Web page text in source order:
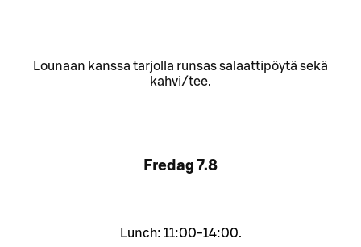
Lounaan kanssa tarjolla runsas salaattipöytä sekä
kahvi/tee.
Fredag 7.8
Lunch: 11:00-14:00.